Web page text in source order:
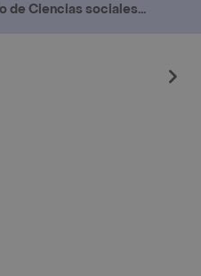
de Ciencias sociales